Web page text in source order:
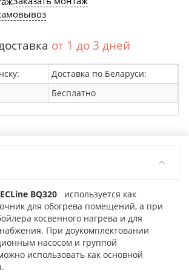
от 1 до 3 дней
Доставка по Беларуси:
Бесплатно
BQ320 используется как
для обогрева помещений, а при
косвенного нагрева и для
При доукомплектовании
насосом и группой
использовать как основной